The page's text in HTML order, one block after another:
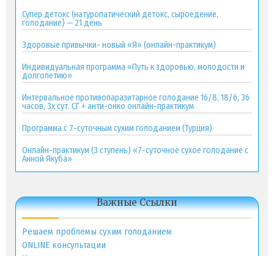
Супер детокс (натуропатический детокс, сыроедение,
голодание) — 21 день
Здоровые привычки- новый «Я» (онлайн-практикум)
Индивидуальная программа «Путь к здоровью, молодости и
долголетию»
Интервальное противопаразитарное голодание 16/8, 18/6, 36
часов, 3х сут. СГ + анти-онко онлайн-практикум
Программа с 7-суточным сухим голоданием (Турция)
Онлайн-практикум (3 ступень) «7-суточное сухое голодание с
Анной Якуба»
Важные Ссылки
Решаем проблемы сухим голоданием
ONLINE консультации